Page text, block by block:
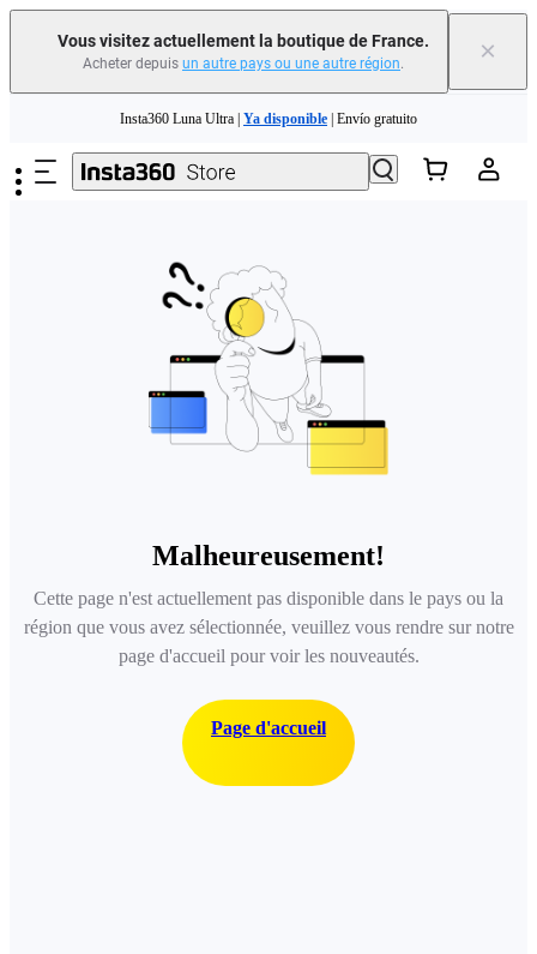
Vous visitez actuellement la boutique de France.
Acheter depuis un autre pays ou une autre région. ×
Need shopping help? | Chat with our experts now!
Insta360 Luna Ultra | Ya disponible | Envío gratuito
Malheureusement!
Cette page n'est actuellement pas disponible dans le pays ou la
région que vous avez sélectionnée, veuillez vous rendre sur notre
page d'accueil pour voir les nouveautés.
Page d'accueil